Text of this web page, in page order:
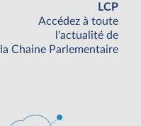
LCP
Accédez à toute
l'actualité de
la Chaine Parlementaire